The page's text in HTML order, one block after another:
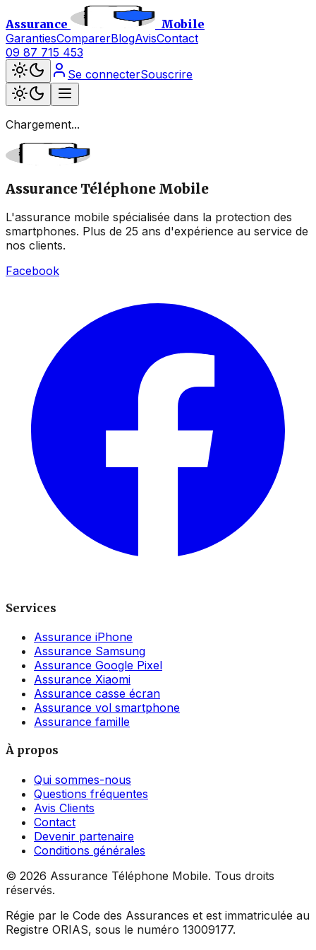
Assurance
Mobile
GarantiesComparerBlogAvisContact
09 87 715 453
Se connecterSouscrire
Chargement...
Assurance Téléphone Mobile
L'assurance mobile spécialisée dans la protection des
smartphones. Plus de 25 ans d'expérience au service de
nos clients.
Facebook
Services
Assurance iPhone
Assurance Samsung
Assurance Google Pixel
Assurance Xiaomi
Assurance casse écran
Assurance vol smartphone
Assurance famille
À propos
Qui sommes-nous
Questions fréquentes
Avis Clients
Contact
Devenir partenaire
Conditions générales
© 2026 Assurance Téléphone Mobile. Tous droits
réservés.
Régie par le Code des Assurances et est immatriculée au
Registre ORIAS, sous le numéro 13009177.